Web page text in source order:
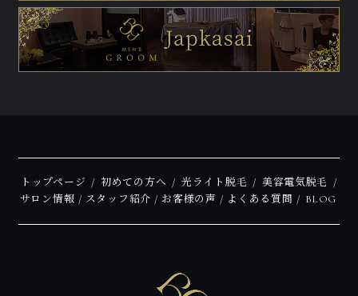
トップページ 初めての方へ 光ライト脱毛
美容電気脱毛
サロン情報
スタッフ紹介 お客様の声 よくある質問 BLOG